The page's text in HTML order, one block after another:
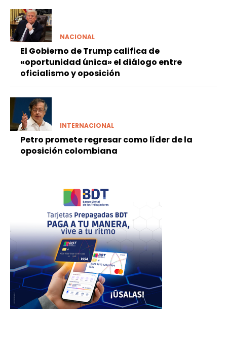
NACIONAL
El Gobierno de Trump califica de
«oportunidad única» el diálogo entre
oficialismo y oposición
INTERNACIONAL
Petro promete regresar como líder de la
oposición colombiana